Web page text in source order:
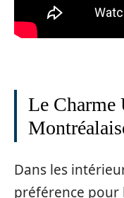
Le Charme
Dans les
préférence pour